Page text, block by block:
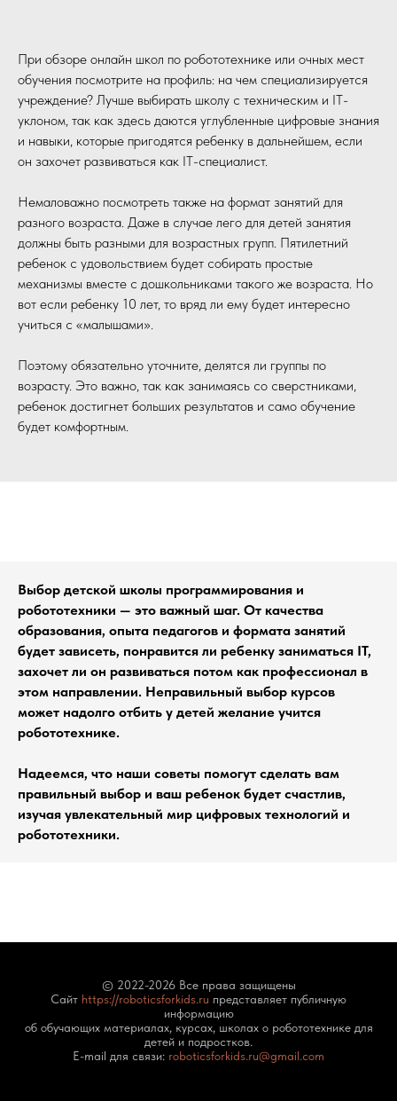
При обзоре онлайн школ по робототехнике или очных мест
обучения посмотрите на профиль: на чем специализируется
учреждение? Лучше выбирать школу с техническим и IT-
уклоном, так как здесь даются углубленные цифровые знания
и навыки, которые пригодятся ребенку в дальнейшем, если
он захочет развиваться как IT-специалист.
Немаловажно посмотреть также на формат занятий для
разного возраста. Даже в случае лего для детей занятия
должны быть разными для возрастных групп. Пятилетний
ребенок с удовольствием будет собирать простые
механизмы вместе с дошкольниками такого же возраста. Но
вот если ребенку 10 лет, то вряд ли ему будет интересно
учиться с «малышами».
Поэтому обязательно уточните, делятся ли группы по
возрасту. Это важно, так как занимаясь со сверстниками,
ребенок достигнет больших результатов и само обучение
будет комфортным.
Выбор детской школы программирования и
робототехники — это важный шаг. От качества
образования, опыта педагогов и формата занятий
будет зависеть, понравится ли ребенку заниматься IT,
захочет ли он развиваться потом как профессионал в
этом направлении. Неправильный выбор курсов
может надолго отбить у детей желание учится
робототехнике.
Надеемся, что наши советы помогут сделать вам
правильный выбор и ваш ребенок будет счастлив,
изучая увлекательный мир цифровых технологий и
робототехники.
© 2022-2026 Все права защищены
Сайт https://roboticsforkids.ru представляет публичную
информацию
об обучающих материалах, курсах, школах о робототехнике для
детей и подростков.
E-mail для связи: roboticsforkids.ru@gmail.com